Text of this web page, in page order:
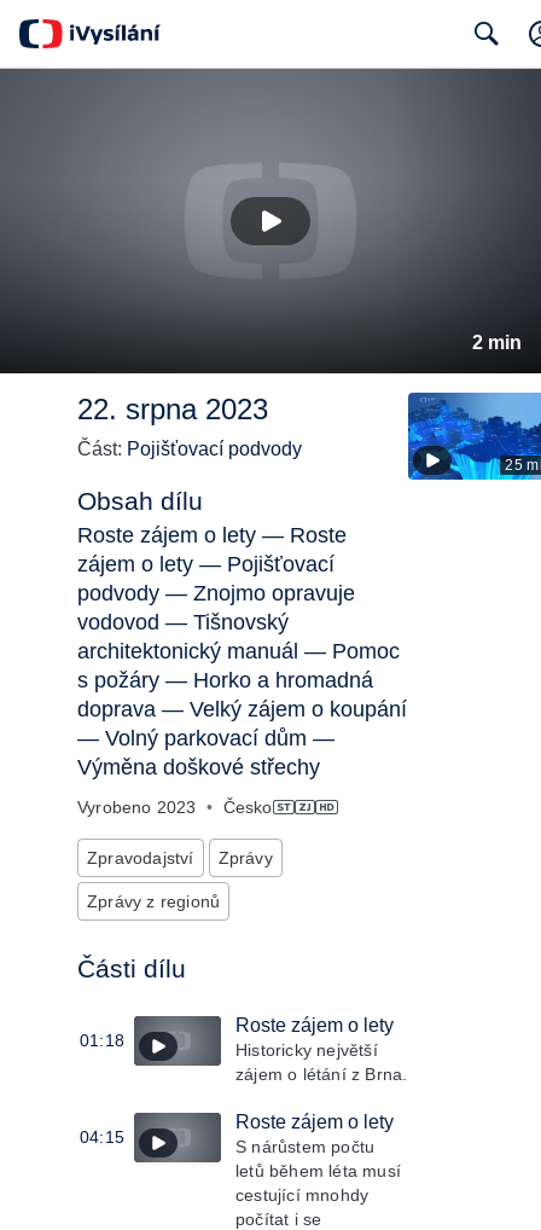
2 min
22. srpna 2023
Část: Pojišťovací podvody
Obsah dílu
Roste zájem o lety — Roste
zájem o lety — Pojišťovací
podvody — Znojmo opravuje
vodovod — Tišnovský
architektonický manuál — Pomoc
s požáry — Horko a hromadná
doprava — Velký zájem o koupání
— Volný parkovací dům —
Výměna doškové střechy
Vyrobeno 2023 • Česko
Zpravodajství Zprávy
Zprávy z regionů
Části dílu
01:18
Roste zájem o lety
Historicky největší
zájem o létání z Brna.
04:15
Roste zájem o lety
S nárůstem počtu
letů během léta musí
cestující mnohdy
počítat i se
25